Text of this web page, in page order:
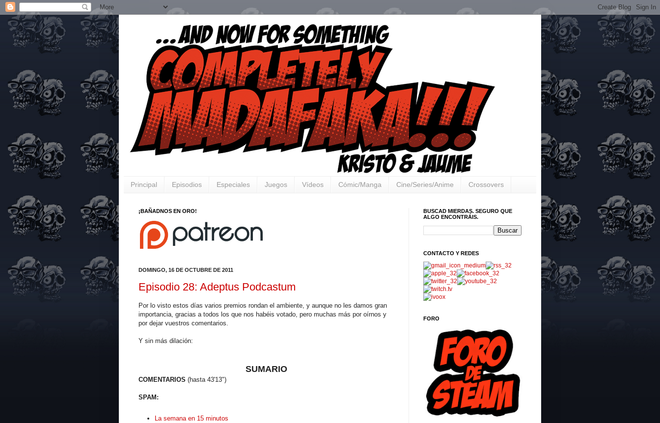
Principal Episodios Especiales Juegos Vídeos Cómic/Manga Cine/Series/Anime Crossovers
¡BAÑADNOS EN ORO!
DOMINGO, 16 DE OCTUBRE DE 2011
Episodio 28: Adeptus Podcastum
Por lo visto estos días varios premios rondan el ambiente, y aunque no les damos gran
importancia, gracias a todos los que nos habéis votado, pero muchas más por oírnos y
por dejar vuestros comentarios.
Y sin más dilación:
SUMARIO
COMENTARIOS (hasta 43'13")
SPAM:
La semana en 15 minutos
BUSCAD MIERDAS. SEGURO QUE
ALGO ENCONTRÁIS.
CONTACTO Y REDES
FORO